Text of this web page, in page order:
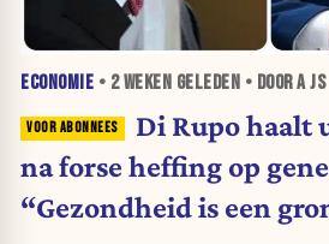
ECONOMIE • 2 WEKEN GELEDEN • DOOR A JS
Di Rupo haalt
na forse heffing op
“Gezondheid is een